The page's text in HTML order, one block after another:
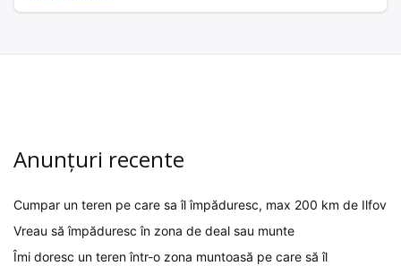
Anunțuri recente
Cumpar un teren pe care sa îl împăduresc, max 200 km de Ilfov
Vreau să împăduresc în zona de deal sau munte
Îmi doresc un teren într-o zona muntoasă pe care să îl